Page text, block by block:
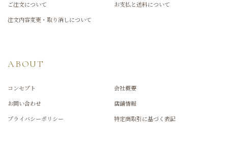
ご注文について
お支払と送料について
注文内容変更・取り消しについて
ABOUT
コンセプト
会社概要
お問い合わせ
店舗情報
プライバシーポリシー
特定商取引に基づく表記